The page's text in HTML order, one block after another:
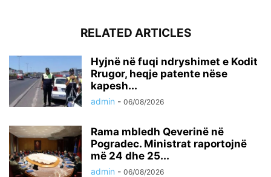
RELATED ARTICLES
Hyjnë në fuqi ndryshimet e Kodit
Rrugor, heqje patente nëse
kapesh...
admin - 06/08/2026
Rama mbledh Qeverinë në
Pogradec. Ministrat raportojnë
më 24 dhe 25...
admin - 06/08/2026